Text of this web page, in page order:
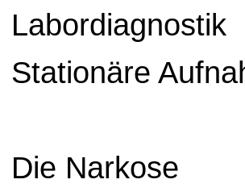
Labordiagnostik
Stationäre
Die Narkose